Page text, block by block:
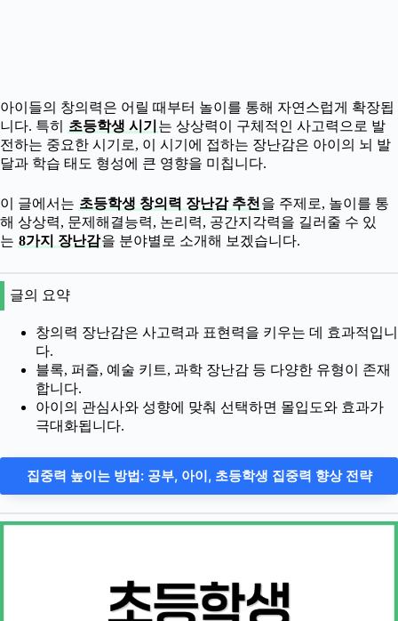
아이들의 창의력은 어릴 때부터 놀이를 통해 자연스럽게 확장됩
니다. 특히
초등학생 시기 는 상상력이 구체적인 사고력으로 발
전하는 중요한 시기로, 이 시기에 접하는 장난감은 아이의 뇌 발
달과 학습 태도 형성에 큰 영향을 미칩니다.
이 글에서는 초등학생 창의력 장난감 추천 을 주제로, 놀이를 통
해 상상력, 문제해결능력, 논리력, 공간지각력을 길러줄 수 있
는 8가지 장난감을 분야별로 소개해 보겠습니다.
글의 요약
창의력 장난감은 사고력과 표현력을 키우는 데 효과적입니
다.
블록, 퍼즐, 예술 키트, 과학 장난감 등 다양한 유형이 존재
합니다.
아이의 관심사와 성향에 맞춰 선택하면 몰입도와 효과가
극대화됩니다.
집중력 높이는 방법: 공부, 아이, 초등학생 집중력 향상 전략